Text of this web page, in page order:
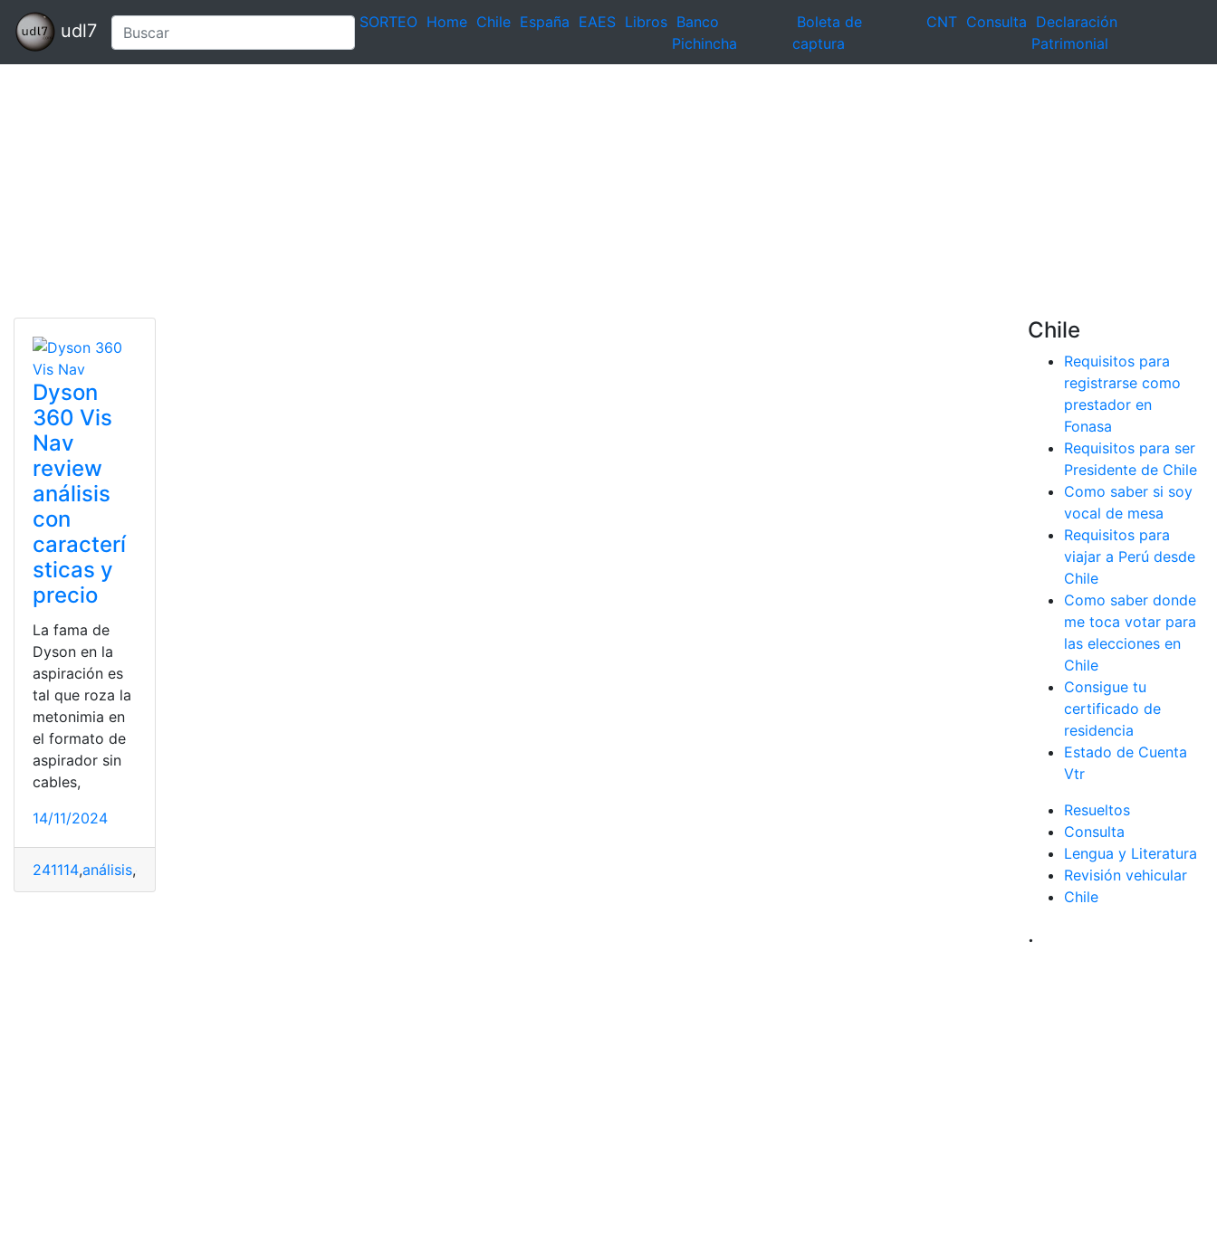
udl7 SORTEO Home Chile España EAES Libros Banco
Pichincha
Boleta de
captura
CNT Consulta Declaración
Patrimonial
Dyson
360 Vis
Nav
review
análisis
con
caracterí
sticas y
precio
La fama de
Dyson en la
aspiración es
tal que roza la
metonimia en
el formato de
aspirador sin
cables,
14/11/2024
241114,análisis,características
Chile
Requisitos para
registrarse como
prestador en
Fonasa
Requisitos para ser
Presidente de Chile
Como saber si soy
vocal de mesa
Requisitos para
viajar a Perú desde
Chile
Como saber donde
me toca votar para
las elecciones en
Chile
Consigue tu
certificado de
residencia
Estado de Cuenta
Vtr
Resueltos
Consulta
Lengua y Literatura
Revisión vehicular
Chile
.